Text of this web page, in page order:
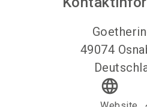
49074
language